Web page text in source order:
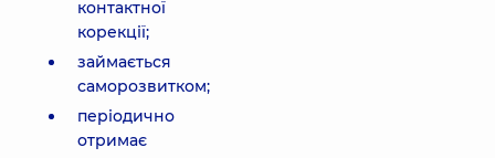
контактної
корекції;
займається
саморозвитком;
періодично
отримає